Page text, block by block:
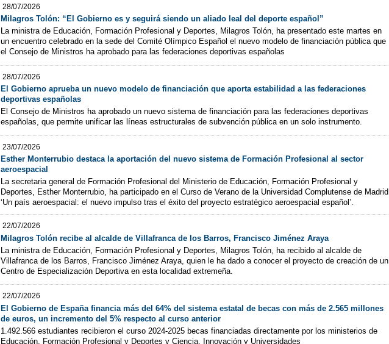
28/07/2026
Milagros Tolón: “El Gobierno es y seguirá siendo un aliado leal del deporte español”
La ministra de Educación, Formación Profesional y Deportes, Milagros Tolón, ha presentado este martes en
un encuentro celebrado en la sede del Comité Olímpico Español el nuevo modelo de financiación pública que
el Consejo de Ministros ha aprobado para las federaciones deportivas españolas
28/07/2026
El Gobierno aprueba un nuevo modelo de financiación que aporta estabilidad a las federaciones
deportivas españolas
El Consejo de Ministros ha aprobado un nuevo sistema de financiación para las federaciones deportivas
españolas, que permite unificar las líneas estructurales de subvención pública en un solo instrumento.
23/07/2026
Esther Monterrubio destaca la aportación del nuevo sistema de Formación Profesional al sector
aeroespacial
La secretaria general de Formación Profesional del Ministerio de Educación, Formación Profesional y
Deportes, Esther Monterrubio, ha participado en el Curso de Verano de la Universidad Complutense de Madrid
‘Un país aeroespacial: el nuevo impulso tras el éxito del proyecto estratégico aeroespacial español’.
22/07/2026
Milagros Tolón recibe al alcalde de Villafranca de los Barros, Francisco Jiménez Araya
La ministra de Educación, Formación Profesional y Deportes, Milagros Tolón, ha recibido al alcalde de
Villafranca de los Barros, Francisco Jiménez Araya, quien le ha dado a conocer el proyecto de creación de un
Centro de Especialización Deportiva en esta localidad extremeña.
22/07/2026
El Gobierno de España financia más del 64% del sistema estatal de becas con más de 2.565 millones
de euros, un incremento del 5% respecto al curso anterior
1.492.566 estudiantes recibieron el curso 2024-2025 becas financiadas directamente por los ministerios de
Educación, Formación Profesional y Deportes y Ciencia, Innovación y Universidades